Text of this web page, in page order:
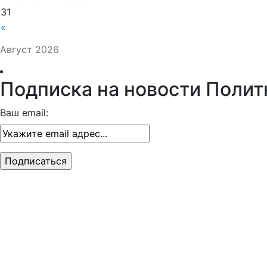
Август 2026
«
31
Подписка на новости
Ваш email: